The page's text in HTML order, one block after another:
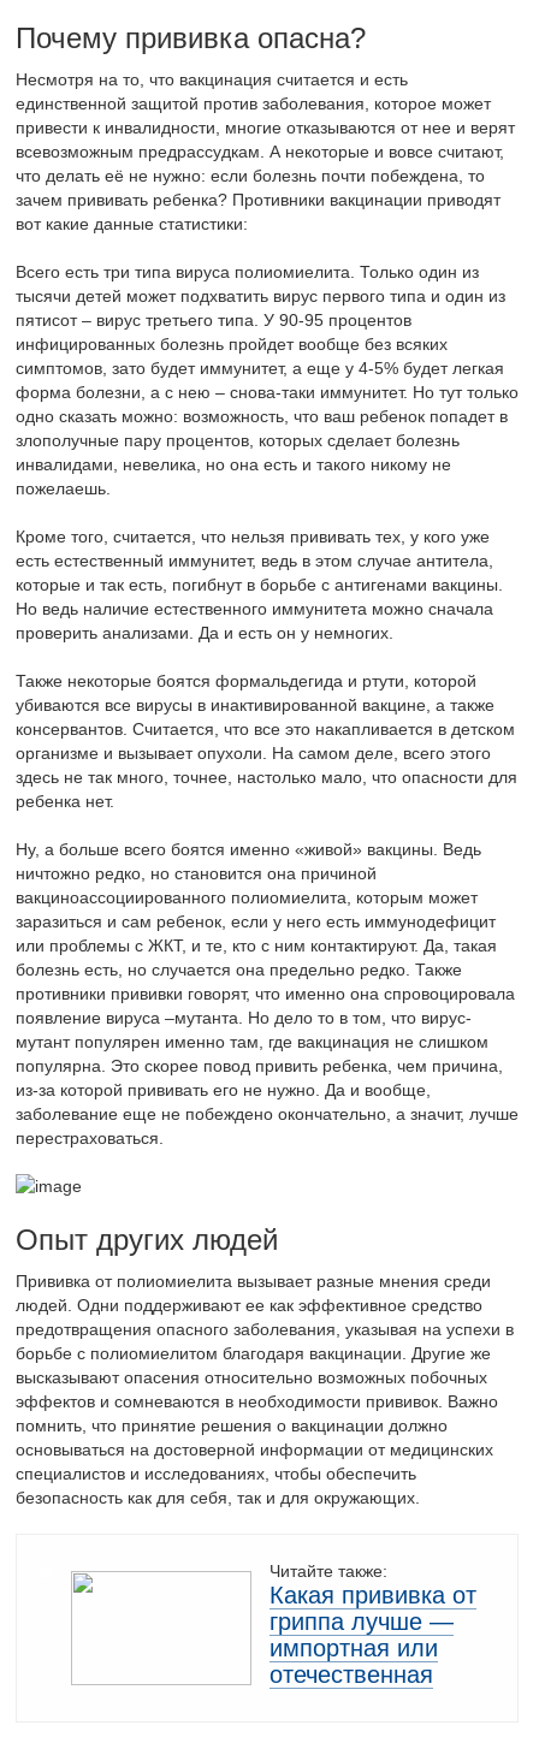
Почему прививка опасна?
Несмотря на то, что вакцинация считается и есть
единственной защитой против заболевания, которое может
привести к инвалидности, многие отказываются от нее и верят
всевозможным предрассудкам. А некоторые и вовсе считают,
что делать её не нужно: если болезнь почти побеждена, то
зачем прививать ребенка? Противники вакцинации приводят
вот какие данные статистики:
Всего есть три типа вируса полиомиелита. Только один из
тысячи детей может подхватить вирус первого типа и один из
пятисот – вирус третьего типа. У 90-95 процентов
инфицированных болезнь пройдет вообще без всяких
симптомов, зато будет иммунитет, а еще у 4-5% будет легкая
форма болезни, а с нею – снова-таки иммунитет. Но тут только
одно сказать можно: возможность, что ваш ребенок попадет в
злополучные пару процентов, которых сделает болезнь
инвалидами, невелика, но она есть и такого никому не
пожелаешь.
Кроме того, считается, что нельзя прививать тех, у кого уже
есть естественный иммунитет, ведь в этом случае антитела,
которые и так есть, погибнут в борьбе с антигенами вакцины.
Но ведь наличие естественного иммунитета можно сначала
проверить анализами. Да и есть он у немногих.
Также некоторые боятся формальдегида и ртути, которой
убиваются все вирусы в инактивированной вакцине, а также
консервантов. Считается, что все это накапливается в детском
организме и вызывает опухоли. На самом деле, всего этого
здесь не так много, точнее, настолько мало, что опасности для
ребенка нет.
Ну, а больше всего боятся именно «живой» вакцины. Ведь
ничтожно редко, но становится она причиной
вакциноассоциированного полиомиелита, которым может
заразиться и сам ребенок, если у него есть иммунодефицит
или проблемы с ЖКТ, и те, кто с ним контактируют. Да, такая
болезнь есть, но случается она предельно редко. Также
противники прививки говорят, что именно она спровоцировала
появление вируса –мутанта. Но дело то в том, что вирус-
мутант популярен именно там, где вакцинация не слишком
популярна. Это скорее повод привить ребенка, чем причина,
из-за которой прививать его не нужно. Да и вообще,
заболевание еще не побеждено окончательно, а значит, лучше
перестраховаться.
Опыт других людей
Прививка от полиомиелита вызывает разные мнения среди
людей. Одни поддерживают ее как эффективное средство
предотвращения опасного заболевания, указывая на успехи в
борьбе с полиомиелитом благодаря вакцинации. Другие же
высказывают опасения относительно возможных побочных
эффектов и сомневаются в необходимости прививок. Важно
помнить, что принятие решения о вакцинации должно
основываться на достоверной информации от медицинских
специалистов и исследованиях, чтобы обеспечить
безопасность как для себя, так и для окружающих.
Читайте также:
Какая прививка от
гриппа лучше —
импортная или
отечественная